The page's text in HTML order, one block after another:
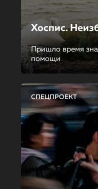
Хоспис.
Пришло время
помощи
СПЕЦПРОЕКТ